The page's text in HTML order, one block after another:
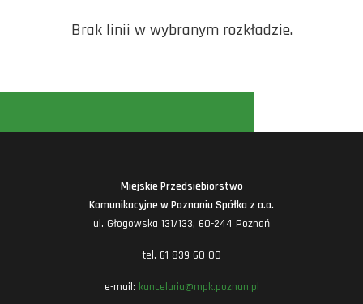
Brak linii w wybranym rozkładzie.
Miejskie Przedsiębiorstwo
Komunikacyjne w Poznaniu Spółka z o.o.
ul. Głogowska 131/133, 60-244 Poznań
tel. 61 839 60 00
e-mail: kancelaria@mpk.poznan.pl